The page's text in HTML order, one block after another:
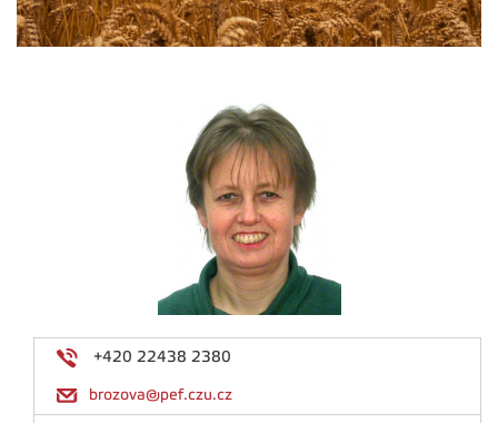
+420 22438 2380
brozova@pef.czu.cz